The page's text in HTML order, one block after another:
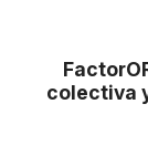
colectiva